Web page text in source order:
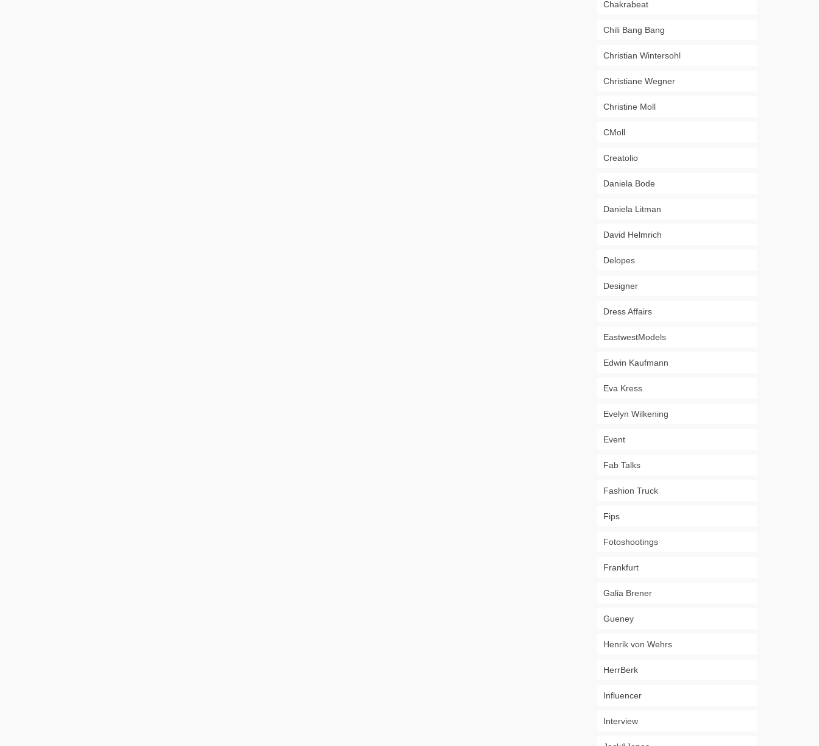
Chakrabeat
Chili Bang Bang
Christian Wintersohl
Christiane Wegner
Christine Moll
CMoll
Creatolio
Daniela Bode
Daniela Litman
David Helmrich
Delopes
Designer
Dress Affairs
EastwestModels
Edwin Kaufmann
Eva Kress
Evelyn Wilkening
Event
Fab Talks
Fashion Truck
Fips
Fotoshootings
Frankfurt
Galia Brener
Gueney
Henrik von Wehrs
HerrBerk
Influencer
Interview